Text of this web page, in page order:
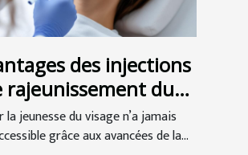
des injections
rajeunissement du
la jeunesse du visage n’a jamais
grâce aux avancées de la...